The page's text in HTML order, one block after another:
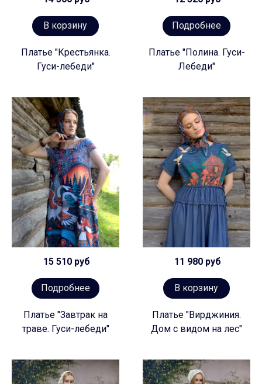
В корзину
Платье "Крестьянка.
Гуси-лебеди"
Подробнее
Платье "Полина. Гуси-
Лебеди"
15 510 руб
Подробнее
Платье "Завтрак на
траве. Гуси-лебеди"
11 980 руб
В корзину
Платье "Вирджиния.
Дом с видом на лес"